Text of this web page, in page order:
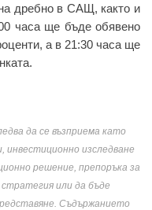
дребно в САЩ, както и
часа ще бъде обявено
а в 21:30 часа ще
да се възприема като
инвестиционно изследване
решение, препоръка за
или да бъде
Съдържанието